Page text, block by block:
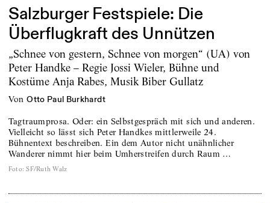
Saarland
10 Berichte
Bayern
212 Berichte, 97 kommende Premieren
Baden-Württemberg
250 Berichte, 75 kommende Premieren
Sachsen
Salzburger Festspiele: Die
Überflugkraft des Unnützen
„Schnee von gestern, Schnee von morgen“ (UA) von
Peter Handke – Regie Jossi Wieler, Bühne und
Kostüme Anja Rabes, Musik Biber Gullatz
von Otto Paul Burkhardt
Tagtraumprosa. Oder: ein Selbstgespräch mit sich und anderen.
Vielleicht so lässt sich Peter Handkes mittlerweile 24.
Bühnentext beschreiben. Ein dem Autor nicht unähnlicher
Wanderer nimmt hier beim Umherstreifen durch Raum …
Foto: SF/Ruth Walz